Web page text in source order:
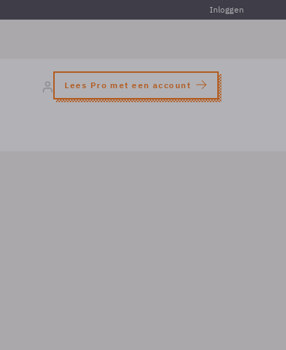
Inloggen
Lees Pro met een account